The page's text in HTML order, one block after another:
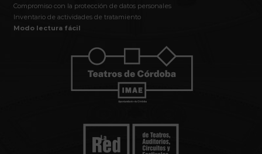
Compromiso con la protección de datos personales
Inventario de actividades de tratamiento
Modo lectura fácil